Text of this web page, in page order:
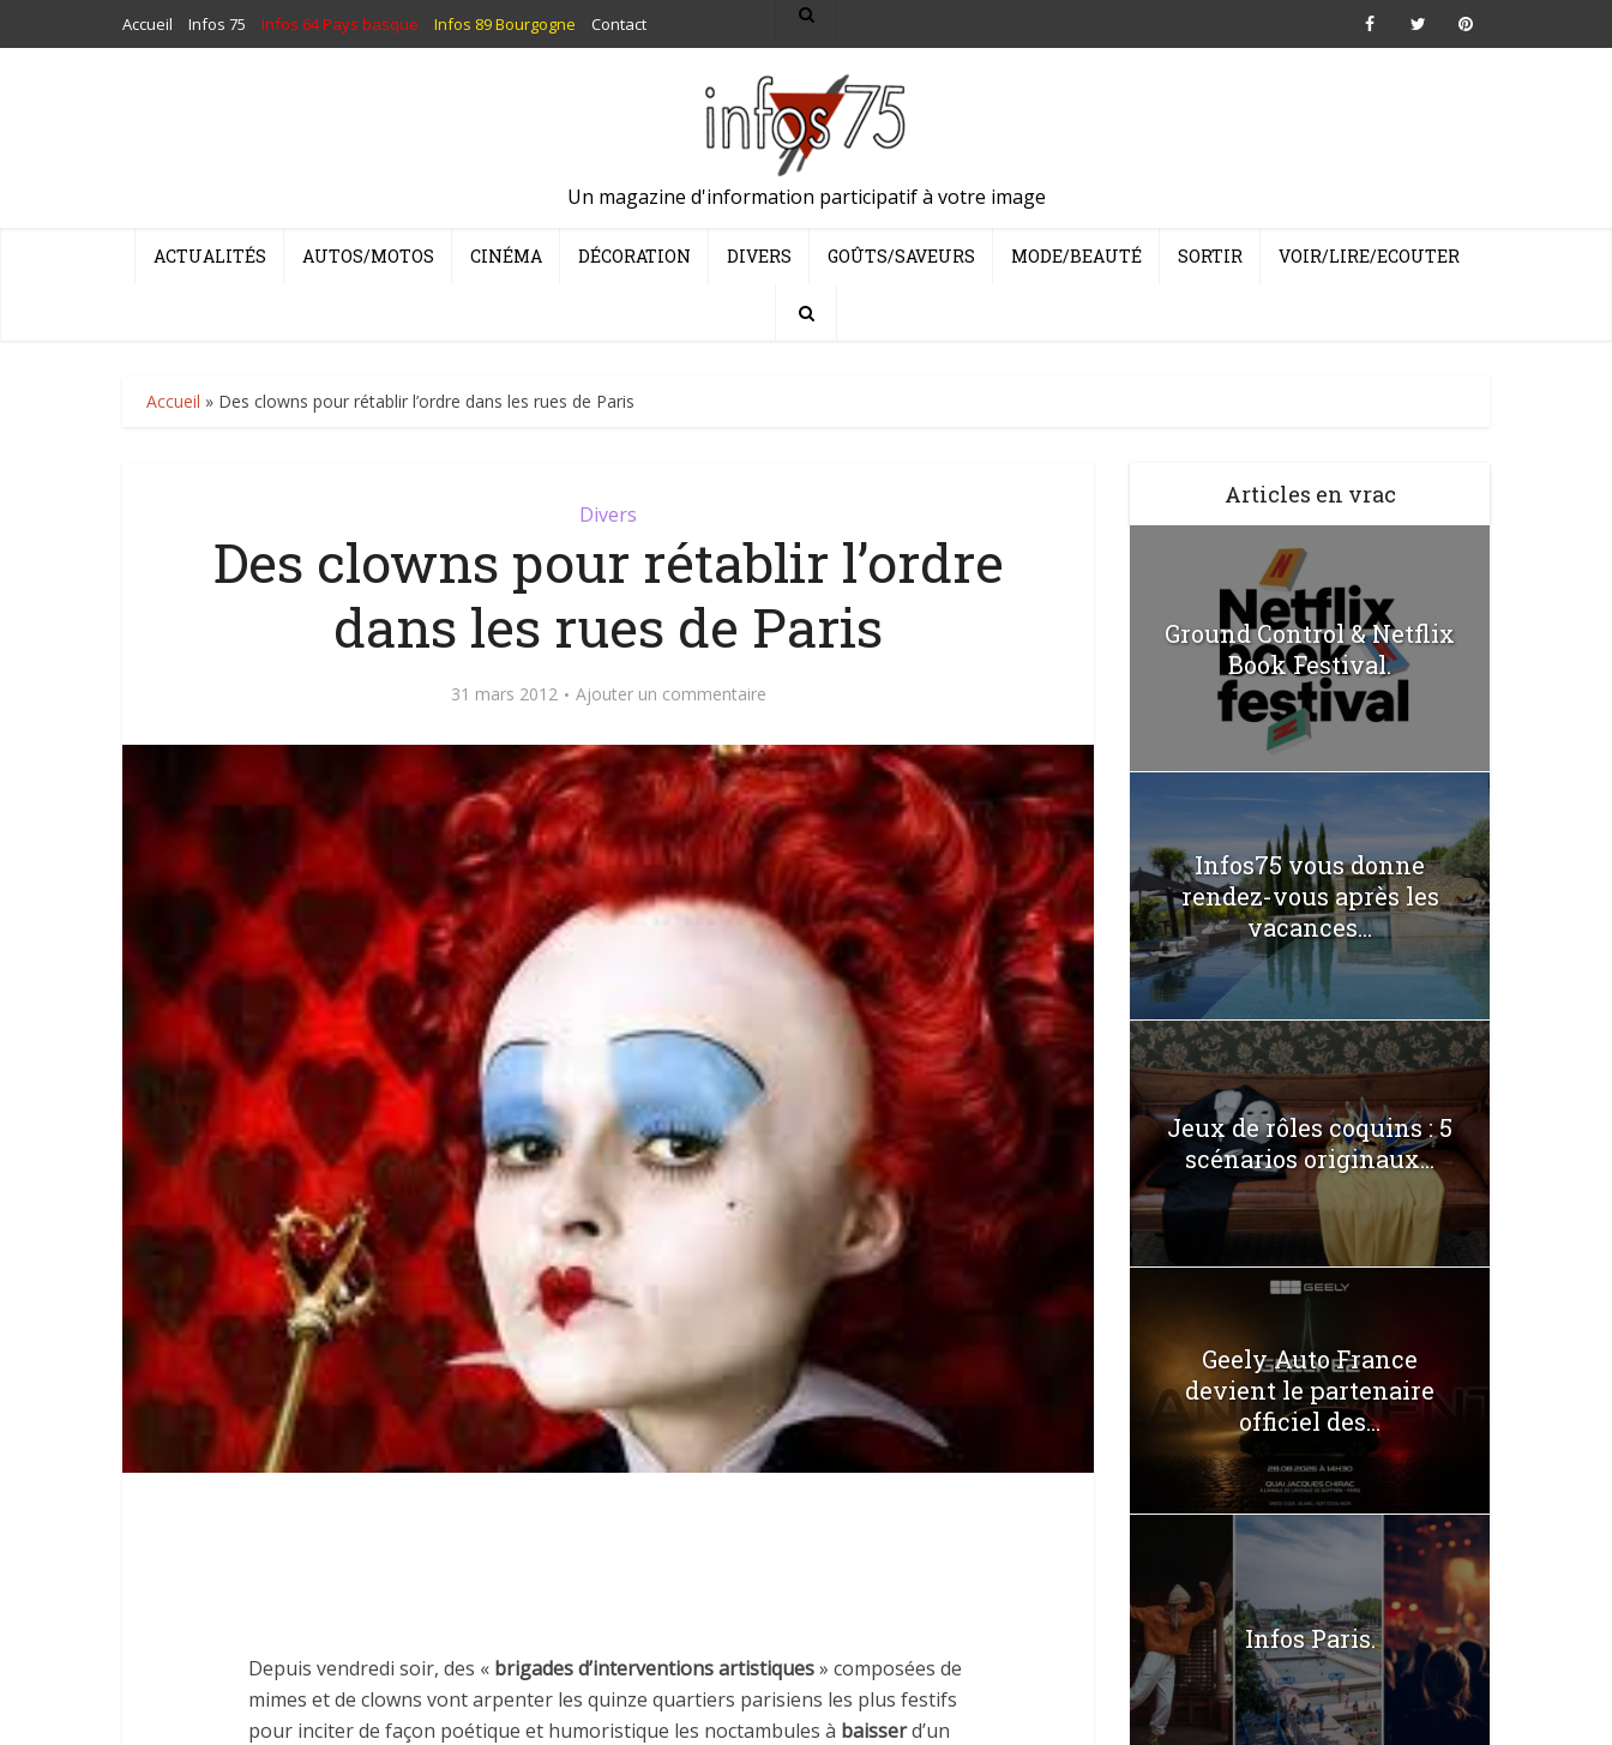
Accueil Infos 75 Infos 64 Pays basque Infos 89 Bourgogne Contact
Un magazine d'information participatif à votre image
ACTUALITÉS AUTOS/MOTOS CINÉMA DÉCORATION DIVERS GOÛTS/SAVEURS MODE/BEAUTÉ SORTIR VOIR/LIRE/ECOUTER
Accueil » Des clowns pour rétablir l’ordre dans les rues de Paris
Divers
Des clowns pour rétablir l’ordre
dans les rues de Paris
31 mars 2012 Ajouter un commentaire
Depuis vendredi soir, des « brigades d’interventions artistiques» composées de
mimes et de clowns vont arpenter les quinze quartiers parisiens les plus festifs
pour inciter de façon poétique et humoristique les noctambules à baisserd’un
Articles en vrac
Ground Control & Netflix
Book Festival.
Infos75 vous donne
rendez-vous après les
vacances...
Jeux de rôles coquins : 5
scénarios originaux...
Geely Auto France
devient le partenaire
officiel des...
Infos Paris.